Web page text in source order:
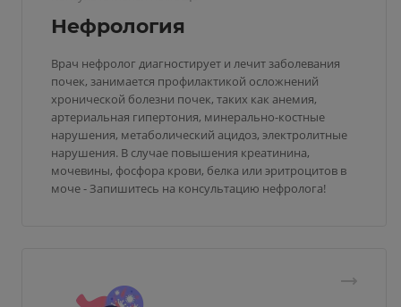
Нефрология
Врач нефролог диагностирует и лечит заболевания
почек, занимается профилактикой осложнений
хронической болезни почек, таких как анемия,
артериальная гипертония, минерально-костные
нарушения, метаболический ацидоз, электролитные
нарушения. В случае повышения креатинина,
мочевины, фосфора крови, белка или эритроцитов в
моче - Запишитесь на консультацию нефролога!